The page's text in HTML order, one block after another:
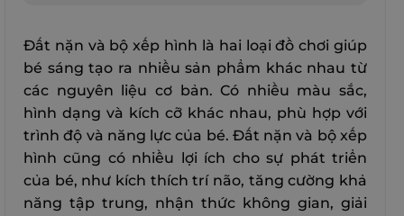
Đất nặn và bộ xếp hình là hai loại đồ chơi giúp
bé sáng tạo ra nhiều sản phẩm khác nhau từ
các nguyên liệu cơ bản. Có nhiều màu sắc,
hình dạng và kích cỡ khác nhau, phù hợp với
trình độ và năng lực của bé. Đất nặn và bộ xếp
hình cũng có nhiều lợi ích cho sự phát triển
của bé, như kích thích trí não, tăng cường khả
năng tập trung, nhận thức không gian, giải